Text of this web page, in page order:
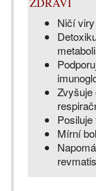
Ničí
Zvyšuje
Mírní